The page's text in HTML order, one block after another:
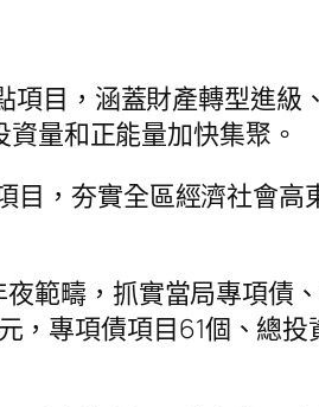
項目，涵蓋財產轉型進級
量和正能量加快集聚。
目，夯實全區經濟社會高
範疇，抓實當局專項債
，專項債項目61個、總投